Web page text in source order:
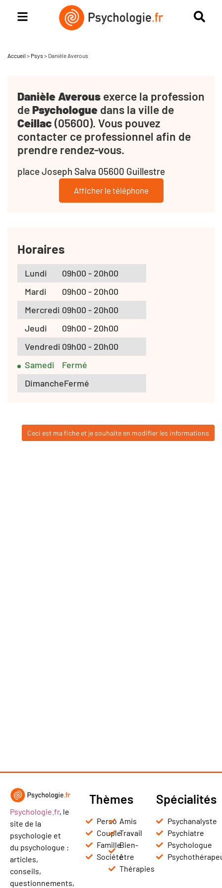
Accueil > Psys > Danièle Averous
Danièle Averous exerce la profession
dePsychologue dans la ville de
Ceillac (05600). Vous pouvez
contacter ce professionnel afin de
prendre rendez-vous.
place Joseph Salva 05600 Guillestre
Afficher le téléphone
Horaires
Lundi
09h00 - 20h00
Mardi
09h00 - 20h00
Mercredi 09h00 - 20h00
Jeudi
09h00 - 20h00
Vendredi 09h00 - 20h00
Samedi
Fermé
DimancheFermé
Ceci est ma fiche et je souhaite en modifier les informations
Psychologie.fr, le
site de la
psychologie et
du psychologue :
articles,
conseils,
questionnements,
Thèmes
Perso
Couple
Famille
Société
Amis
Travail
Bien-
être
Thérapies
Spécialités
Psychanalyste
Psychiatre
Psychologue